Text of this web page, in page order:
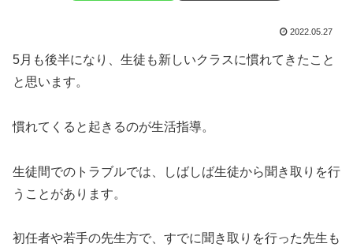
2022.05.27
5月も後半になり、生徒も新しいクラスに慣れてきたこと
と思います。
慣れてくると起きるのが生活指導。
生徒間でのトラブルでは、しばしば生徒から聞き取りを行
うことがあります。
初任者や若手の先生方で、すでに聞き取りを行った先生も